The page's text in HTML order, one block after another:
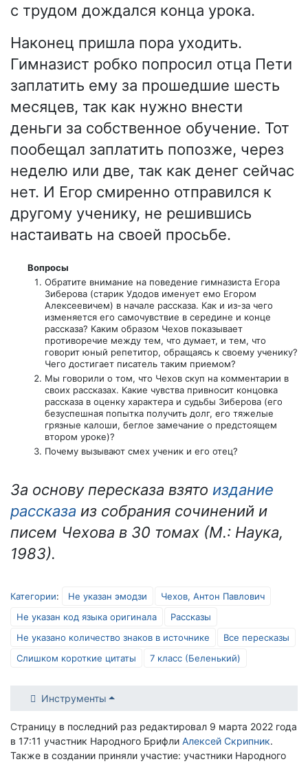
с трудом дождался конца урока.
Наконец пришла пора уходить.
Гимназист робко попросил отца Пети
заплатить ему за прошедшие шесть
месяцев, так как нужно внести
деньги за собственное обучение. Тот
пообещал заплатить попозже, через
неделю или две, так как денег сейчас
нет. И Егор смиренно отправился к
другому ученику, не решившись
настаивать на своей просьбе.
Вопросы
Обратите внимание на поведение гимназиста Егора
Зиберова (старик Удодов именует емо Егором
Алексеевичем) в начале рассказа. Как и из-за чего
изменяется его самочувствие в середине и конце
рассказа? Каким образом Чехов показывает
противоречие между тем, что думает, и тем, что
говорит юный репетитор, обращаясь к своему ученику?
Чего достигает писатель таким приемом?
Мы говорили о том, что Чехов скуп на комментарии в
своих рассказах. Какие чувства привносит концовка
рассказа в оценку характера и судьбы Зиберова (его
безуспешная попытка получить долг, его тяжелые
грязные калоши, беглое замечание о предстоящем
втором уроке)?
Почему вызывают смех ученик и его отец?
За основу пересказа взято издание
рассказа из собрания сочинений и
писем Чехова в 30 томах (М.: Наука,
1983).
Категории: Не указан эмодзи
Чехов, Антон Павлович
Не указан код языка оригинала
Рассказы
Не указано количество знаков в источнике
Все пересказы
Слишком короткие цитаты
7 класс (Беленький)
Инструменты
Страницу в последний раз редактировал 9 марта 2022 года
в 17:11 участник Народного Брифли Алексей Скрипник.
Также в создании приняли участие: участники Народного